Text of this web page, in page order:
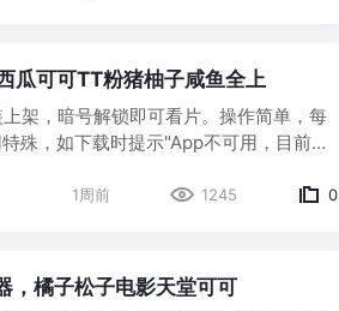
瓜可可TT粉猪柚子咸鱼全上
架，暗号解锁即可看片。操作简单，每
殊，如下载时提示"App不可用，目前您
1周前 1245 0
，橘子松子电影天堂可可